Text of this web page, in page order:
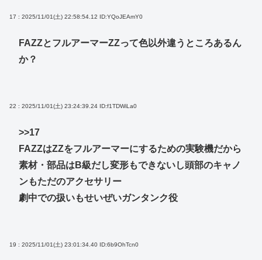
17 : 2025/11/01(土) 22:58:54.12 ID:YQoJEAmY0
FAZZとフルアーマーZZって色以外違うところあるん
か？
22 : 2025/11/01(土) 23:24:39.24 ID:f1TDWiLa0
>>17
FAZZはΖΖをフルアーマーにするための実験機だから
素材・部品はB級だし変形もできないし頭部のキャノ
ンもただのアクセサリー
劇中での扱いもせいぜいガンタンク役
19 : 2025/11/01(土) 23:01:34.40 ID:6b9OhTcn0